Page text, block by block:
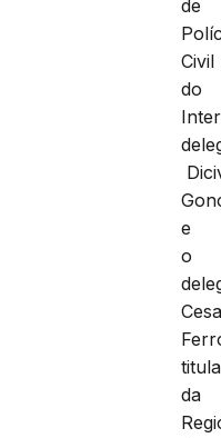
de
Civil
do
e
o
da